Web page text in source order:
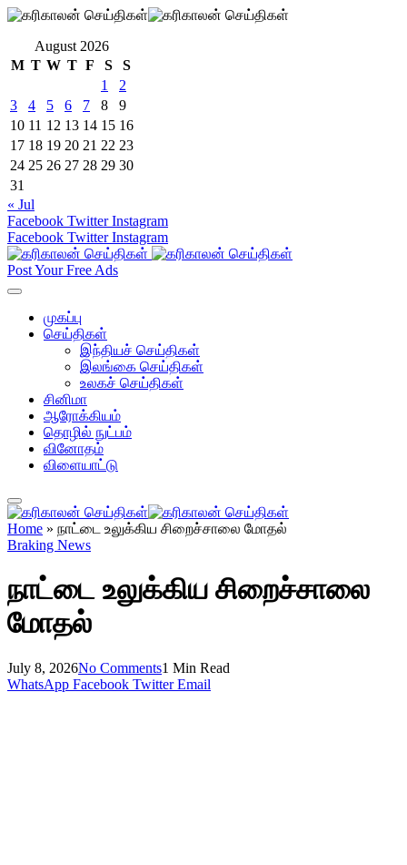
August 2026
M T W T F S
S
1
2
3
4 5 6 7 8
9
10 11 12 13 14 15 16
17 18 19 20 21 22 23
24 25 26 27 28 29 30
31
« Jul
Facebook Twitter Instagram
Facebook Twitter Instagram
Post Your Free Ads
முகப்பு
செய்திகள்
இந்தியச் செய்திகள்
இலங்கை செய்திகள்
உலகச் செய்திகள்
சினிமா
ஆரோக்கியம்
தொழில் நுட்பம்
வினோதம்
விளையாட்டு
Home » நாட்டை உலுக்கிய சிறைச்சாலை மோதல்
Braking News
நாட்டை உலுக்கிய சிறைச்சாலை
மோதல்
July 8, 2026No Comments1 Min Read
WhatsApp Facebook Twitter Email